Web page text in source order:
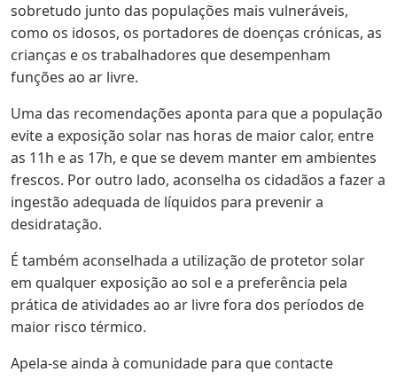
sobretudo junto das populações mais vulneráveis,
como os idosos, os portadores de doenças crónicas, as
crianças e os trabalhadores que desempenham
funções ao ar livre.
Uma das recomendações aponta para que a população
evite a exposição solar nas horas de maior calor, entre
as 11h e as 17h, e que se devem manter em ambientes
frescos. Por outro lado, aconselha os cidadãos a fazer a
ingestão adequada de líquidos para prevenir a
desidratação.
É também aconselhada a utilização de protetor solar
em qualquer exposição ao sol e a preferência pela
prática de atividades ao ar livre fora dos períodos de
maior risco térmico.
Apela-se ainda à comunidade para que contacte